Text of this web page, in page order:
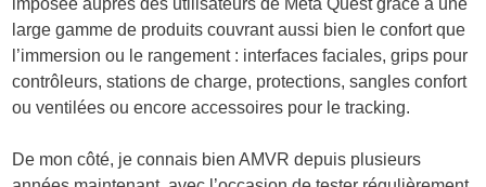
imposée auprès des utilisateurs de Meta Quest grâce à une
large gamme de produits couvrant aussi bien le confort que
l’immersion ou le rangement : interfaces faciales, grips pour
contrôleurs, stations de charge, protections, sangles confort
ou ventilées ou encore accessoires pour le tracking.
De mon côté, je connais bien AMVR depuis plusieurs